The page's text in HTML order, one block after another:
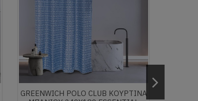
GREENWICH POLO CLUB ΚΟΥΡΤΙΝΑ